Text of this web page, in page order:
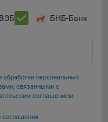
БНБ-Банк
обработки персональных
связанными с
соглашением:
соглашения